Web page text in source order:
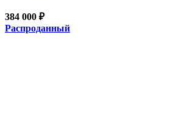
384 000 ₽
Распроданный